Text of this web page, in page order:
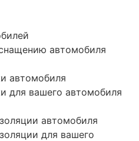
автомобиля
автомобиля
для вашего автомобиля
автомобиля
для вашего